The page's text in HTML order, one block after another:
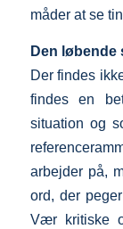
måder at se
Den løbende
Der findes
findes en
situation og
arbejder på,
ord, der
Vær kritiske